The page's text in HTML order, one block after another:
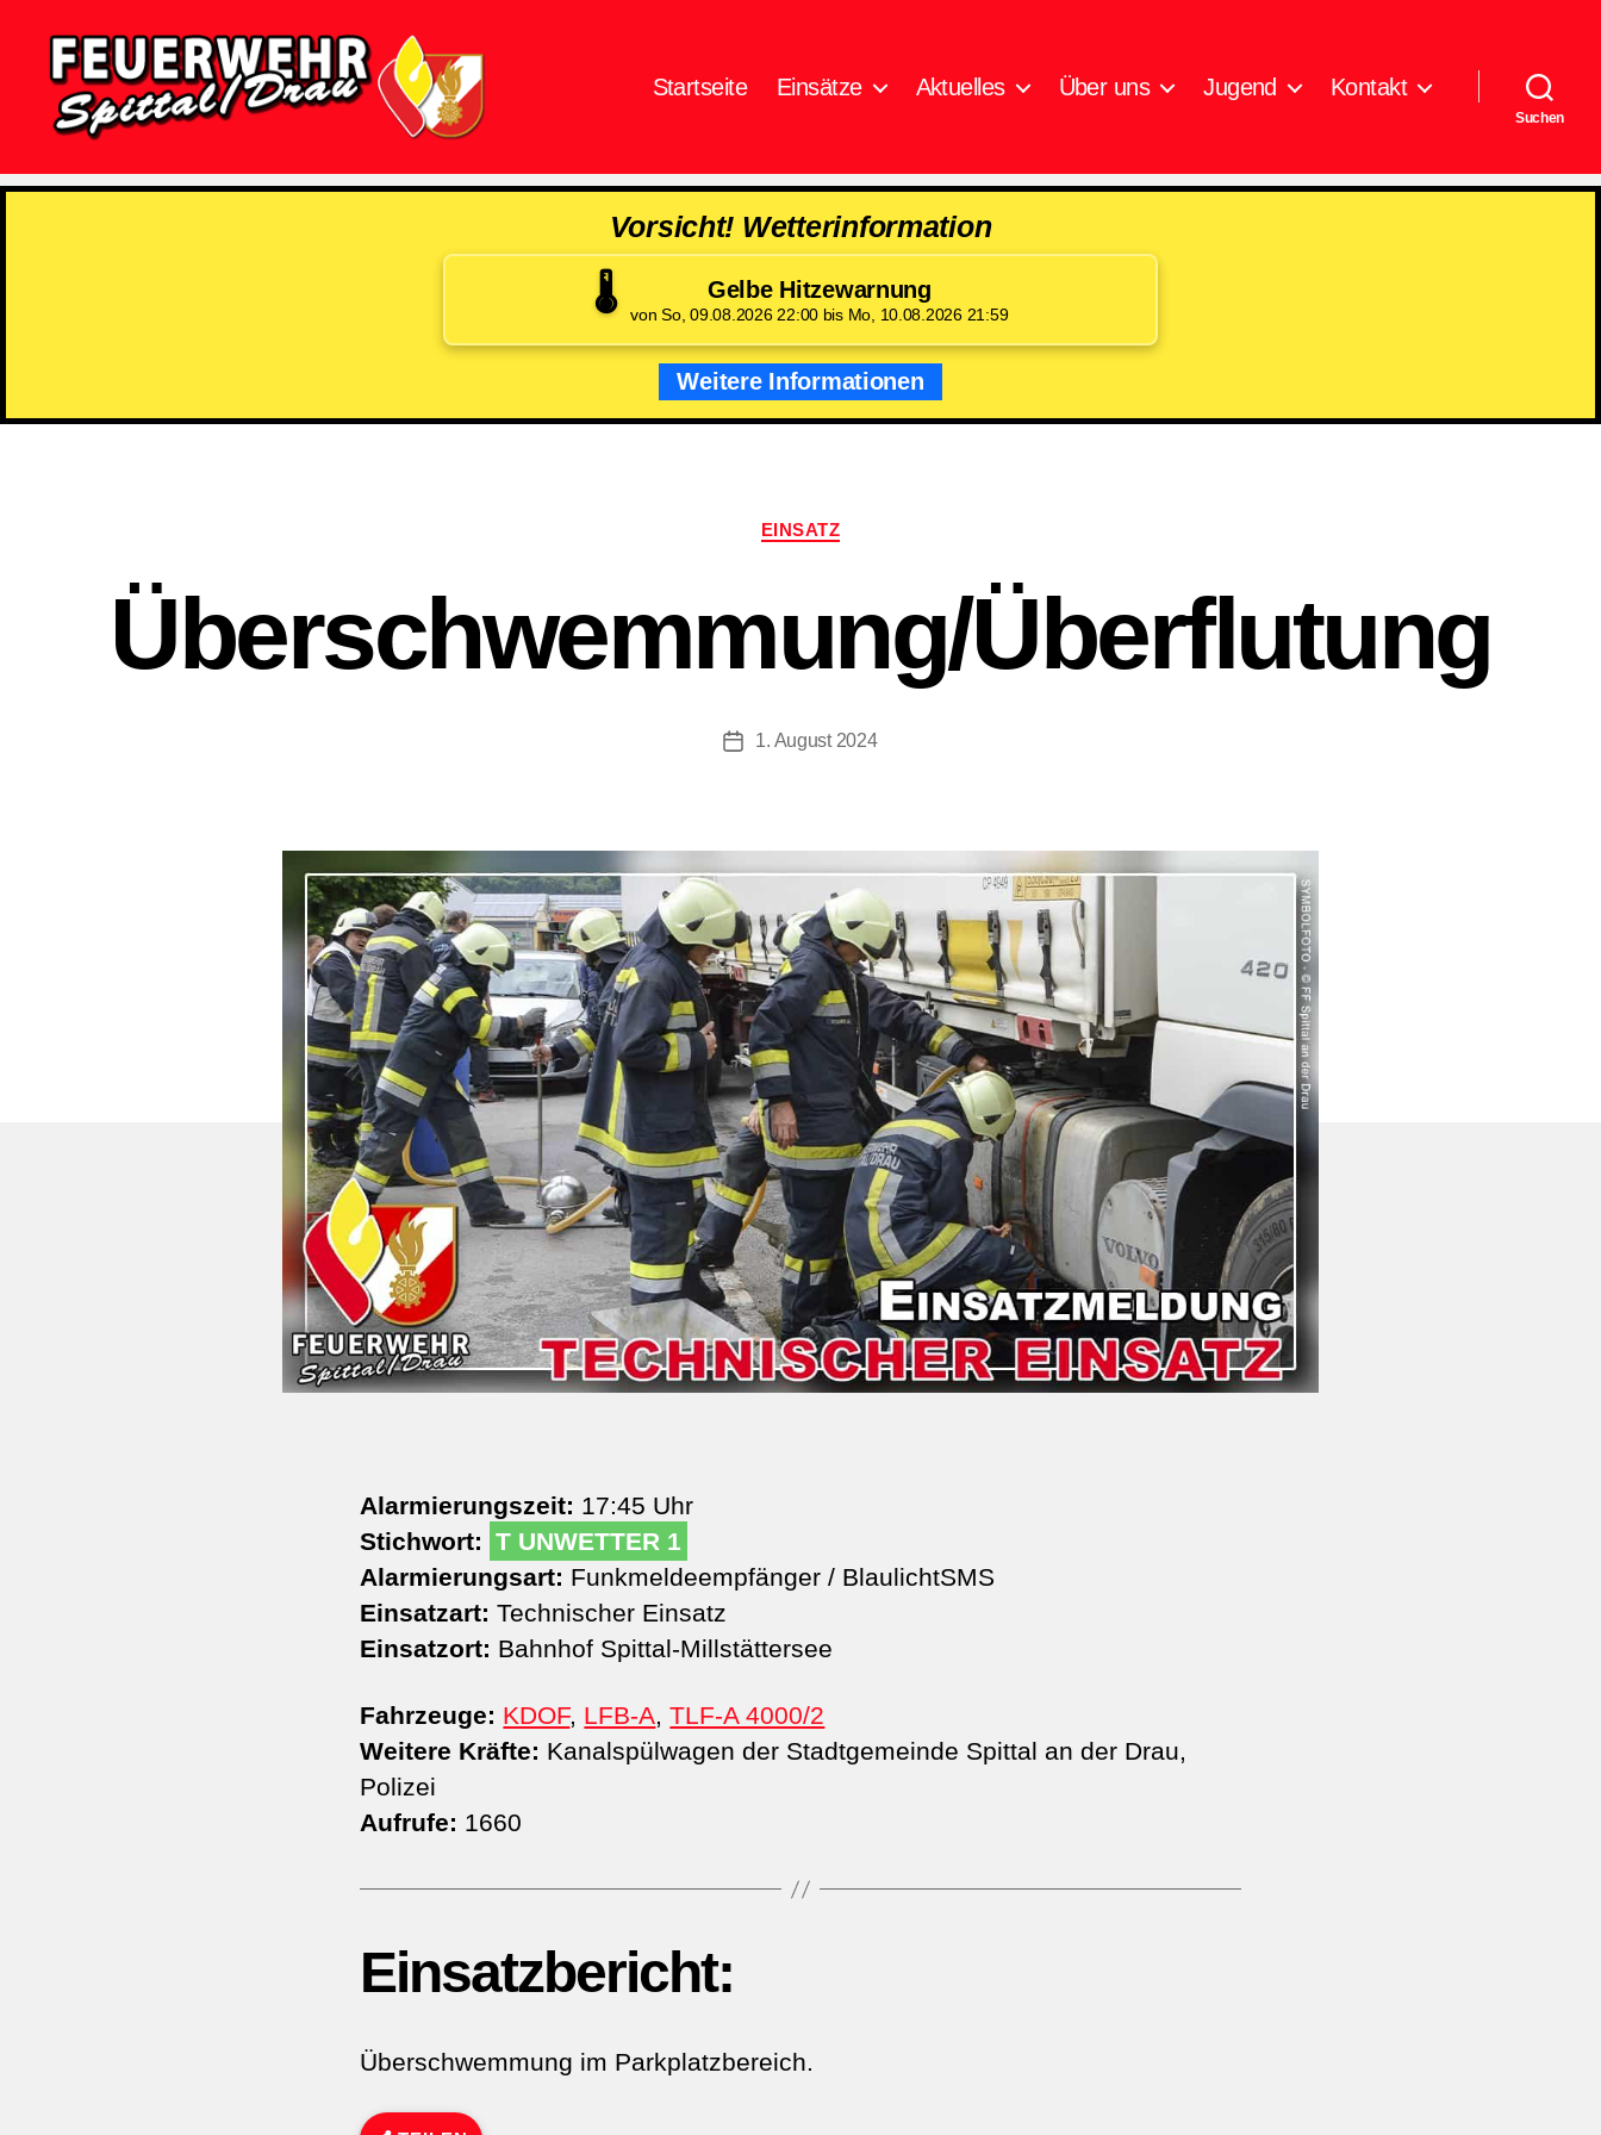
Spittal/Drau
Startseite Einsätze Aktuelles Über uns Jugend Kontakt
Suchen
Vorsicht! Wetterinformation
🌡️ Gelbe Hitzewarnung
von So, 09.08.2026 22:00 bis Mo, 10.08.2026 21:59
Weitere Informationen
Kategorien
EINSATZ
Überschwemmung/Überflutung
Beitragsdatum
1. August 2024
Alarmierungszeit: 17:45 Uhr
Stichwort: T UNWETTER 1
Alarmierungsart: Funkmeldeempfänger / BlaulichtSMS
Einsatzart: Technischer Einsatz
Einsatzort: Bahnhof Spittal-Millstättersee
Fahrzeuge: KDOF, LFB-A,TLF-A 4000/2
Weitere Kräfte: Kanalspülwagen der Stadtgemeinde Spittal an der Drau,
Polizei
Aufrufe: 1660
Einsatzbericht:
Überschwemmung im Parkplatzbereich.